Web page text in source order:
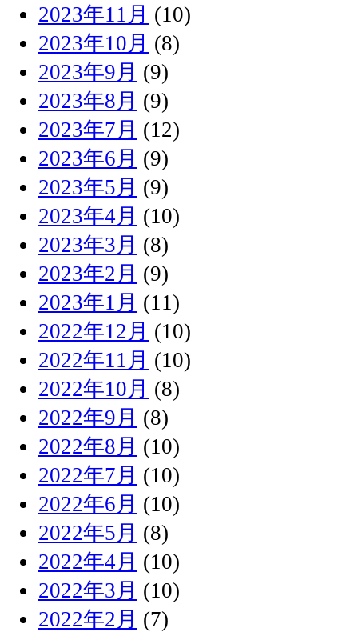
2023年11月 (10)
2023年10月 (8)
2023年9月 (9)
2023年8月 (9)
2023年7月 (12)
2023年6月 (9)
2023年5月 (9)
2023年4月 (10)
2023年3月 (8)
2023年2月 (9)
2023年1月 (11)
2022年12月 (10)
2022年11月 (10)
2022年10月 (8)
2022年9月 (8)
2022年8月 (10)
2022年7月 (10)
2022年6月 (10)
2022年5月 (8)
2022年4月 (10)
2022年3月 (10)
2022年2月 (7)